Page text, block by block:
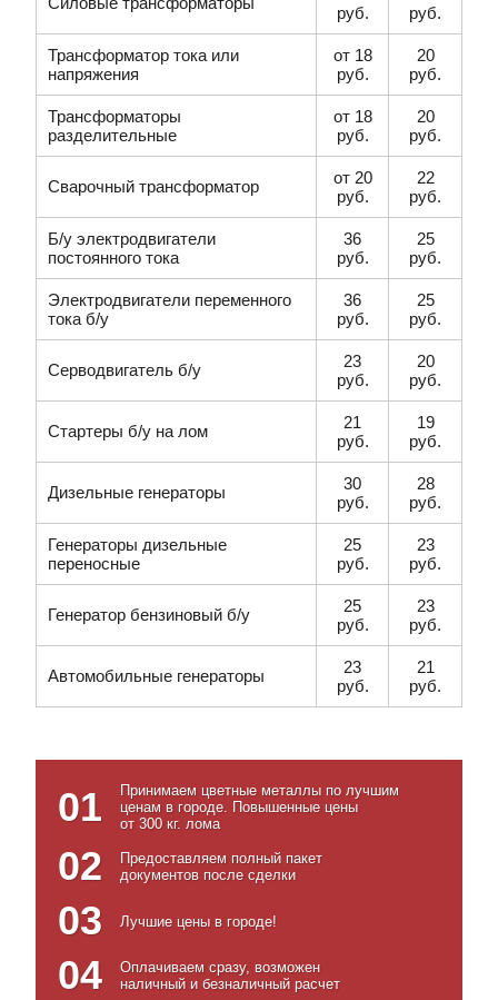
руб.
руб.
Трансформатор тока или
напряжения
от 18
руб.
20
руб.
Трансформаторы
разделительные
от 18
руб.
20
руб.
Сварочный трансформатор
от 20
руб.
22
руб.
Б/у электродвигатели
постоянного тока
36
руб.
25
руб.
Электродвигатели переменного
тока б/у
36
руб.
25
руб.
Серводвигатель б/у
23
руб.
20
руб.
Стартеры б/у на лом
21
руб.
19
руб.
Дизельные генераторы
30
руб.
28
руб.
Генераторы дизельные
переносные
25
руб.
23
руб.
Генератор бензиновый б/у
25
руб.
23
руб.
Автомобильные генераторы
23
руб.
21
руб.
01
Принимаем цветные металлы по лучшим
ценам в городе. Повышенные цены
от 300 кг. лома
02
Предоставляем полный пакет
документов после сделки
03 Лучшие цены в городе!
04
Оплачиваем сразу, возможен
наличный и безналичный расчет